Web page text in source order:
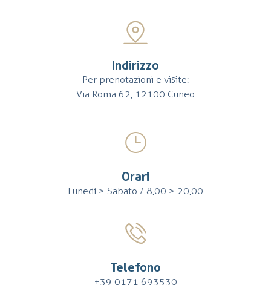
Indirizzo
Per prenotazioni e visite:
Via Roma 62, 12100 Cuneo
Orari
Lunedì > Sabato / 8,00 > 20,00
Telefono
+39 0171 693530